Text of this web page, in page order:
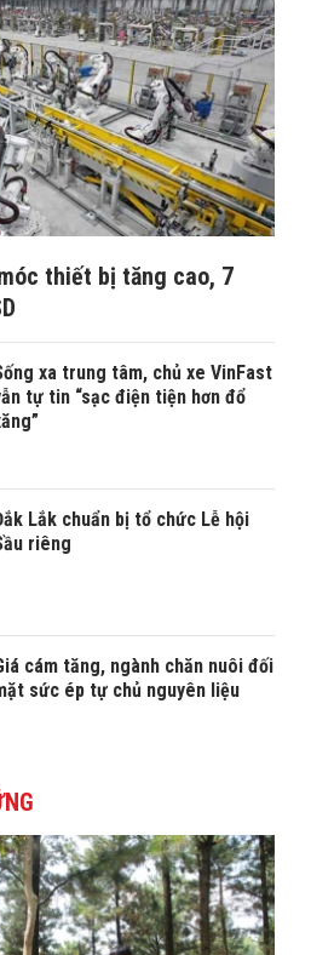
thiết bị tăng cao, 7
xa trung tâm, chủ xe VinFast
tự tin “sạc điện tiện hơn đổ
Lắk chuẩn bị tổ chức Lễ hội
riêng
cám tăng, ngành chăn nuôi đối
sức ép tự chủ nguyên liệu